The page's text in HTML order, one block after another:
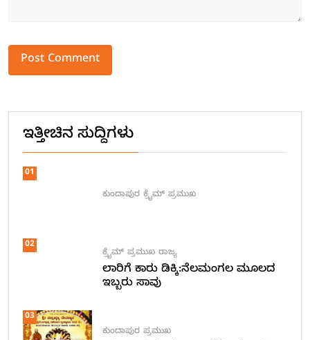
ಇತ್ತೀಚಿನ ಸುದ್ದಿಗಳು
01
ಕುಂದಾಪುರ ಕ್ರೈಮ್ ಪ್ರಮುಖ
02
ಕ್ರೈಮ್ ಪ್ರಮುಖ ರಾಜ್ಯ
ಲಾರಿಗೆ ಕಾರು ಡಿಕ್ಕಿ:ನೆಲಮಂಗಲ ಮೂಲದ
ಇಬ್ಬರು ಸಾವು
03
ಕುಂದಾಪುರ ಪ್ರಮುಖ